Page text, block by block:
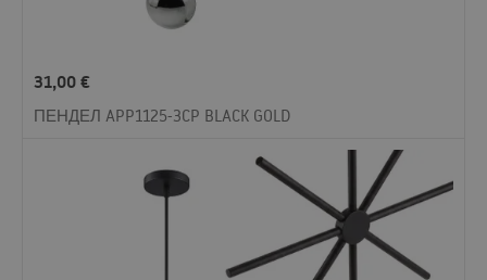
31,00€
ПЕНДЕЛ APP1125-3CP BLACK GOLD